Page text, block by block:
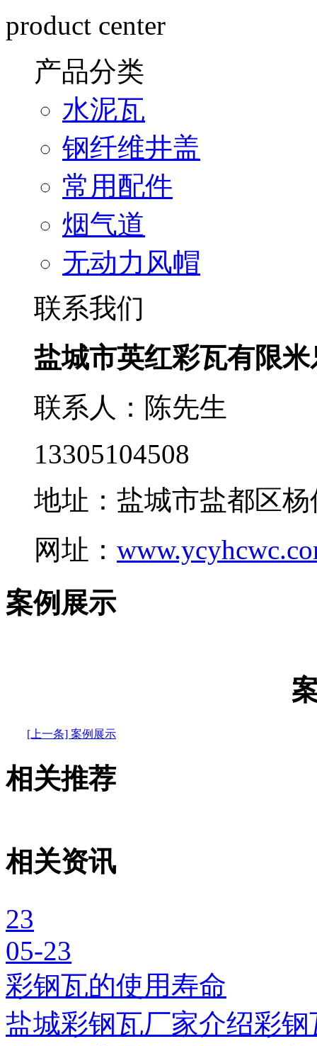
product center
产品分类
水泥瓦
钢纤维井盖
常用配件
烟气道
无动力风帽
联系我们
盐城市英红彩瓦有限
联系人：陈先生
13305104508
地址：盐城市盐都区
网址：
案例展示
[上一条] 案例展示
相关推荐
相关资讯
23
05-23
彩钢瓦的使用寿命
盐城彩钢瓦厂家介绍彩